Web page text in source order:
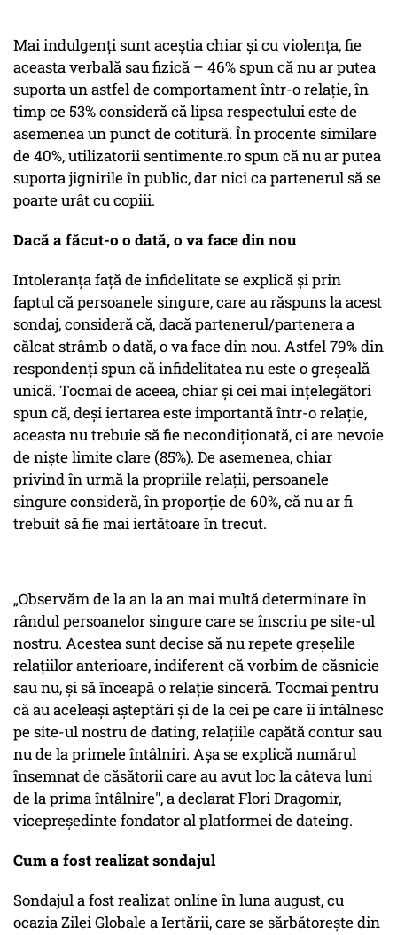
Mai indulgenți sunt aceștia chiar și cu violența, fie
aceasta verbală sau fizică – 46% spun că nu ar putea
suporta un astfel de comportament într-o relație, în
timp ce 53% consideră că lipsa respectului este de
asemenea un punct de cotitură. În procente similare
de 40%, utilizatorii sentimente.ro spun că nu ar putea
suporta jignirile în public, dar nici ca partenerul să se
poarte urât cu copiii.
Dacă a făcut-o o dată, o va face din nou
Intoleranța față de infidelitate se explică și prin
faptul că persoanele singure, care au răspuns la acest
sondaj, consideră că, dacă partenerul/partenera a
călcat strâmb o dată, o va face din nou. Astfel 79% din
respondenți spun că infidelitatea nu este o greșeală
unică. Tocmai de aceea, chiar și cei mai înțelegători
spun că, deși iertarea este importantă într-o relație,
aceasta nu trebuie să fie necondiționată, ci are nevoie
de niște limite clare (85%). De asemenea, chiar
privind în urmă la propriile relații, persoanele
singure consideră, în proporție de 60%, că nu ar fi
trebuit să fie mai iertătoare în trecut.
„Observăm de la an la an mai multă determinare în
rândul persoanelor singure care se înscriu pe site-ul
nostru. Acestea sunt decise să nu repete greșelile
relațiilor anterioare, indiferent că vorbim de căsnicie
sau nu, și să înceapă o relație sinceră. Tocmai pentru
că au aceleași așteptări și de la cei pe care îi întâlnesc
pe site-ul nostru de dating, relațiile capătă contur sau
nu de la primele întâlniri. Așa se explică numărul
însemnat de căsătorii care au avut loc la câteva luni
de la prima întâlnire", a declarat Flori Dragomir,
vicepreședinte fondator al platformei de dateing.
Cum a fost realizat sondajul
Sondajul a fost realizat online în luna august, cu
ocazia Zilei Globale a Iertării, care se sărbătorește din